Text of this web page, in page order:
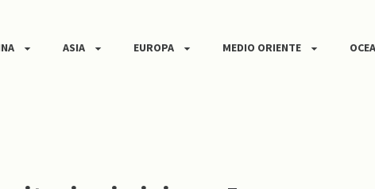
ASIA EUROPA MEDIO ORIENTE